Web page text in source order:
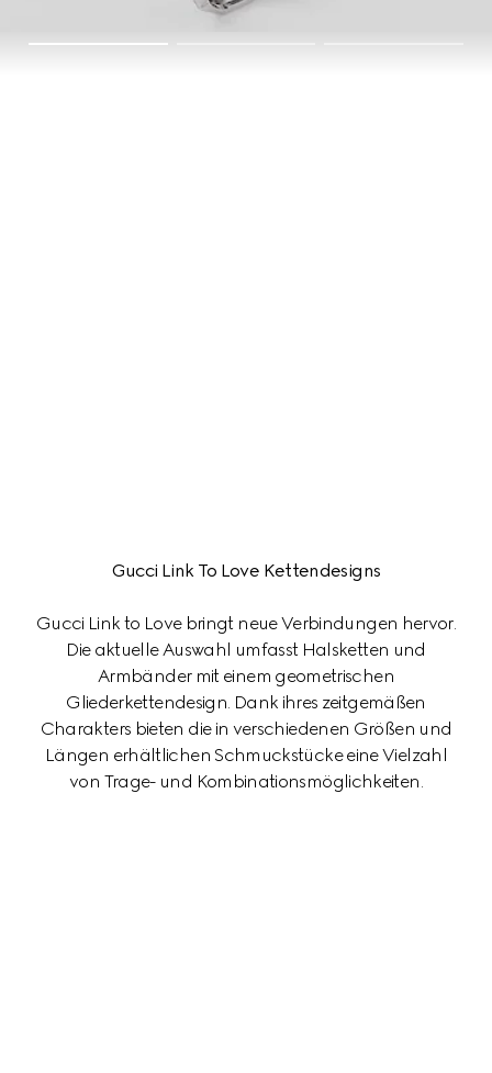
Gucci Link To Love Kettendesigns
Gucci Link to Love bringt neue Verbindungen hervor.
Die aktuelle Auswahl umfasst Halsketten und
Armbänder mit einem geometrischen
Gliederkettendesign. Dank ihres zeitgemäßen
Charakters bieten die in verschiedenen Größen und
Längen erhältlichen Schmuckstücke eine Vielzahl
von Trage- und Kombinationsmöglichkeiten.